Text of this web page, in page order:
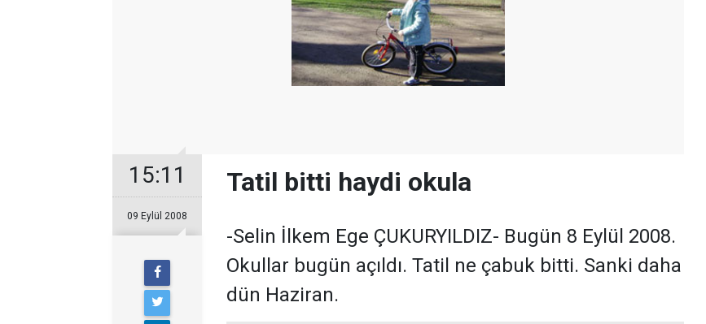
15:11
09 Eylül 2008
Tatil bitti haydi okula
-Selin İlkem Ege ÇUKURYILDIZ- Bugün 8 Eylül 2008.
Okullar bugün açıldı. Tatil ne çabuk bitti. Sanki daha
dün Haziran.